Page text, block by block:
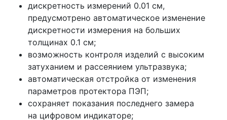
дискретность измерений 0.01 см,
предусмотрено автоматическое изменение
дискретности измерения на больших
толщинах 0.1 см;
возможность контроля изделий с высоким
затуханием и рассеянием ультразвука;
автоматическая отстройка от изменения
параметров протектора ПЭП;
сохраняет показания последнего замера
на цифровом индикаторе;